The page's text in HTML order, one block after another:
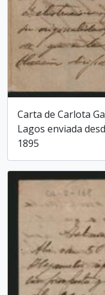
Carta de Carlota
Lagos enviada
1895